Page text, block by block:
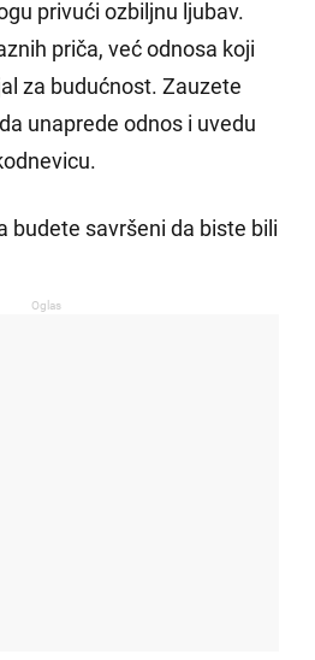
privući ozbiljnu ljubav.
priča, već odnosa koji
za budućnost. Zauzete
unaprede odnos i uvedu
budete savršeni da biste bili
Oglas